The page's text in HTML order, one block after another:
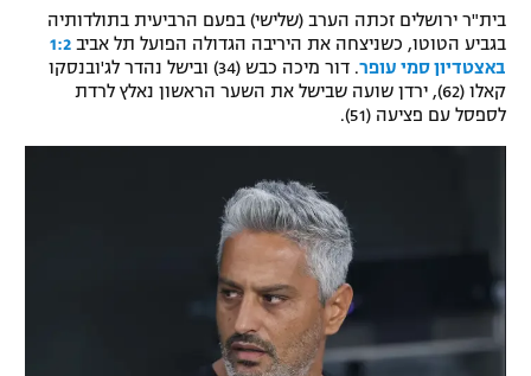
תקנון עבור פעילות אלקטרה
תקנון עבור פעילות ספורט 1 – "מרלן"
גיימינג E-Sports
תקנון פעילות ספורט 1
רשיון להקרנה פומבית לבית עסק
ספורט אתגרי ואקסטרים
בית"ר ירושלים זכתה הערב (שלישי) בפעם הרביעית בתולדותיה
בגביע הטוטו, כשניצחה את היריבה הגדולה הפועל תל אביב 1:2
באצטדיון סמי עופר
. דור מיכה כבש (34) ובישל נהדר לג'ובנסקו
קאלו (62), ירדן שועה שבישל את השער הראשון נאלץ לרדת
לספסל עם פציעה (51).